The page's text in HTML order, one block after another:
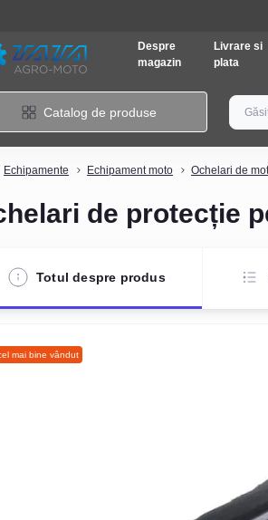
Despre
magazin
Livrare si
plata
Catalog de produse
Echipamente Echipament moto Ochelari de
de protecție
Totul despre produs
mai bine vândut